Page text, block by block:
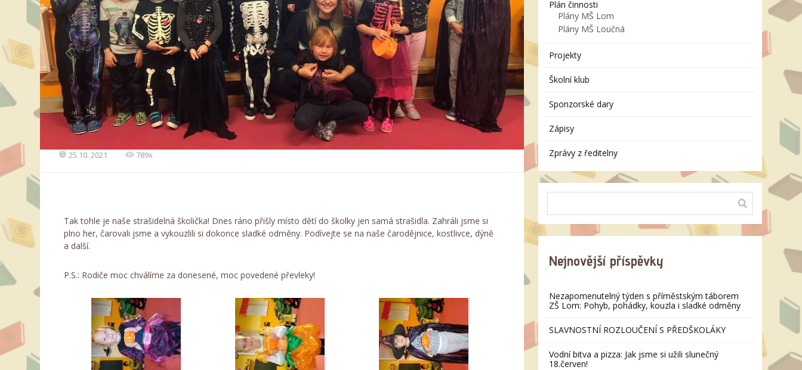
25.10. 2021 789x
Tak tohle je naše strašidelná školička! Dnes ráno přišly místo dětí do školky jen samá strašidla. Zahráli jsme si
plno her, čarovali jsme a vykouzlili si dokonce sladké odměny. Podívejte se na naše čarodějnice, kostlivce, dýně
a další.
P.S.: Rodiče moc chválíme za donesené, moc povedené převleky!
Plán činnosti
Plány MŠ Lom
Plány MŠ Loučná
Projekty
Školní klub
Sponzorské dary
Zápisy
Zprávy z ředitelny
Nejnovější příspěvky
Nezapomenutelný týden s příměstským táborem
ZŠ Lom: Pohyb, pohádky, kouzla i sladké odměny
SLAVNOSTNÍ ROZLOUČENÍ S PŘEDŠKOLÁKY
Vodní bitva a pizza: Jak jsme si užili slunečný
18.červen!